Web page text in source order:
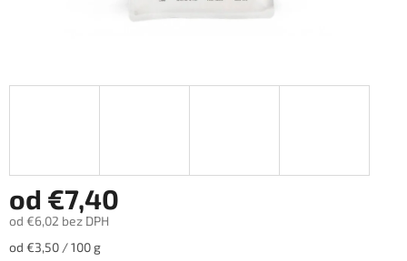
od €7,40
od €6,02 bez DPH
Jednotková
od €3,50 / 100 g